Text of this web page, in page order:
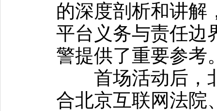
的深度剖析和讲解
平台义务与责任边
警提供了重要参考
首场活动后，
合北京互联网法院